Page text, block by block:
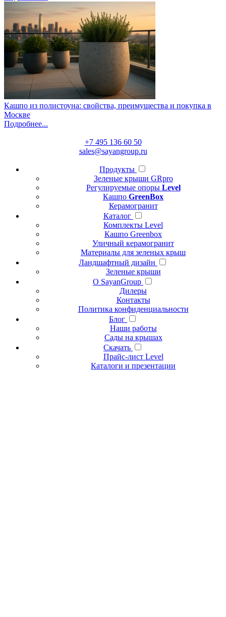
Кашпо из полистоуна: свойства, преимущества и покупка в
Москве
Подробнее...
+7 495 136 60 50
sales@sayangroup.ru
Продукты
Зеленые крыши GRpro
Регулируемые опоры Level
Кашпо GreenBox
Керамогранит
Каталог
Комплекты Level
Кашпо Greenbox
Уличный керамогранит
Материалы для зеленых крыш
Ландшафтный дизайн
Зеленые крыши
О SayanGroup
Дилеры
Контакты
Политика конфиденциальности
Блог
Наши работы
Сады на крышах
Скачать
Прайс-лист Level
Каталоги и презентации